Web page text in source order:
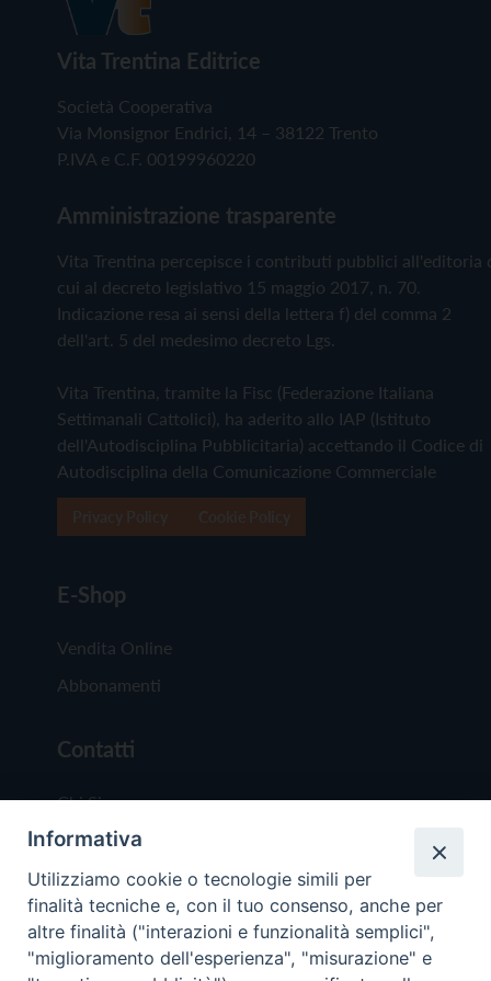
Vita Trentina Editrice
Società Cooperativa
Via Monsignor Endrici, 14 – 38122 Trento
P.IVA e C.F. 00199960220
Amministrazione trasparente
Vita Trentina percepisce i contributi pubblici all'editoria
cui al decreto legislativo 15 maggio 2017, n. 70.
Indicazione resa ai sensi della lettera f) del comma 2
dell'art. 5 del medesimo decreto Lgs.
Vita Trentina, tramite la Fisc (Federazione Italiana
Settimanali Cattolici), ha aderito allo IAP (Istituto
dell'Autodisciplina Pubblicitaria) accettando il Codice di
Autodisciplina della Comunicazione Commerciale
E-Shop
Vendita Online
Abbonamenti
Contatti
Chi Siamo
Redazione
Scrivici
Informativa
Utilizziamo cookie o tecnologie simili per
finalità tecniche e, con il tuo consenso, anche per
altre finalità ("interazioni e funzionalità semplici",
"miglioramento dell'esperienza", "misurazione" e